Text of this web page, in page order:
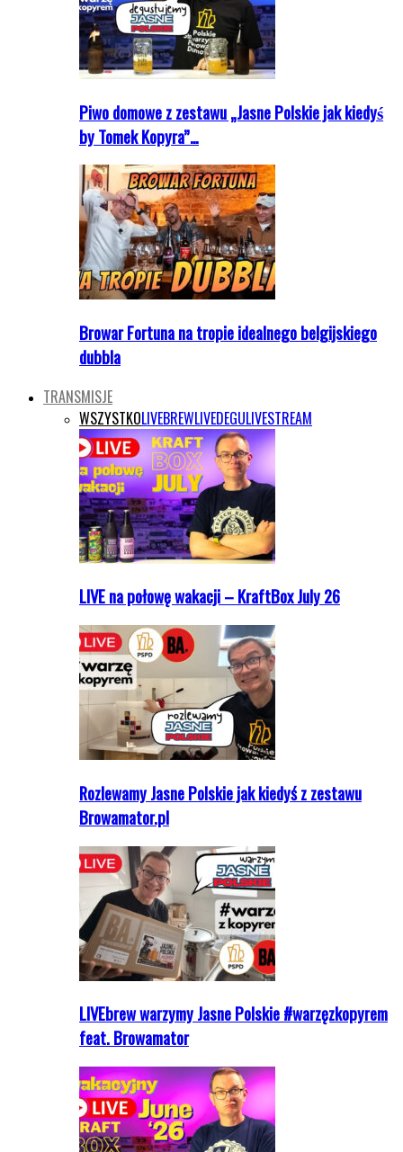
Piwo domowe z zestawu „Jasne Polskie jak kiedyś
by Tomek Kopyra”…
Browar Fortuna na tropie idealnego belgijskiego
dubbla
TRANSMISJE
WSZYSTKOLIVEBREWLIVEDEGULIVESTREAM
LIVE na połowę wakacji – KraftBox July 26
Rozlewamy Jasne Polskie jak kiedyś z zestawu
Browamator.pl
LIVEbrew warzymy Jasne Polskie #warzęzkopyrem
feat. Browamator